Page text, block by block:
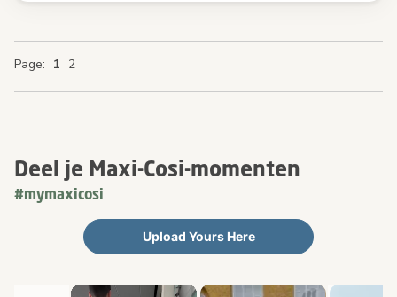
Page You're currently reading page
1 Page
2
Deel je Maxi-Cosi-momenten
#mymaxicosi
Upload Yours Here
Media Carousel
Carousel with product photos. Use the previous and next